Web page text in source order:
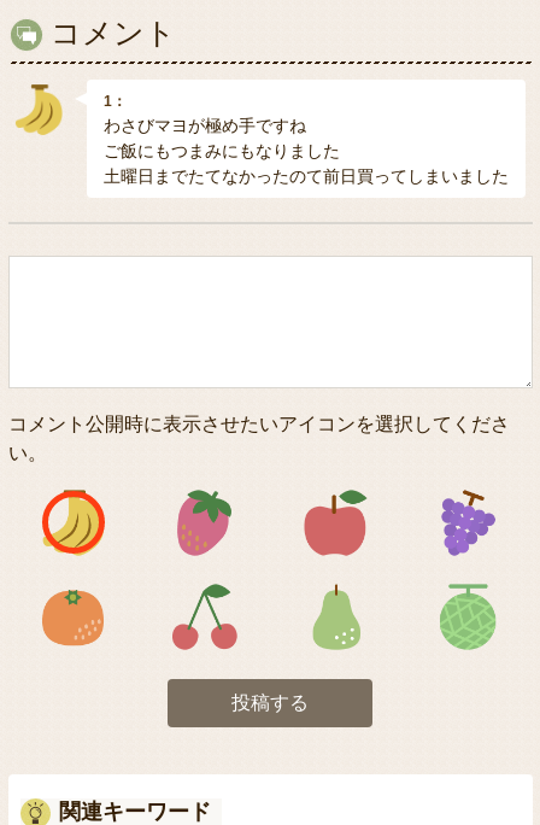
コメント
1：
わさびマヨが極め手ですね
ご飯にもつまみにもなりました
土曜日までたてなかったのて前日買ってしまいました
コメント公開時に表示させたいアイコンを選択してくださ
い。
アイコン1 アイコン2 アイコン3
アイコン5 アイコン6 アイコン7
投稿する
関連キーワード